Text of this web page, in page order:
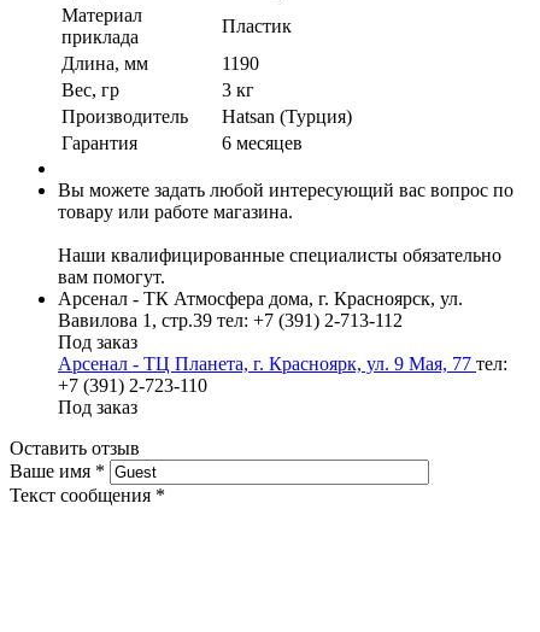
Материал
приклада
Пластик
Длина, мм
1190
Вес, гр
3 кг
Производитель
Hatsan (Турция)
Гарантия
6 месяцев
Вы можете задать любой интересующий вас вопрос по
товару или работе магазина.
Наши квалифицированные специалисты обязательно
вам помогут.
Арсенал - ТК Атмосфера дома, г. Красноярск, ул.
Вавилова 1, стр.39 тел: +7 (391) 2-713-112
Под заказ
Арсенал - ТЦ Планета, г. Красноярк, ул. 9 Мая, 77 тел:
+7 (391) 2-723-110
Под заказ
Оставить отзыв
Ваше имя *
Текст сообщения *